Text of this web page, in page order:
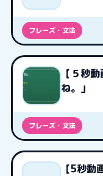
フレーズ・文法
【５秒
ね。」
フレーズ・文法
【5秒動